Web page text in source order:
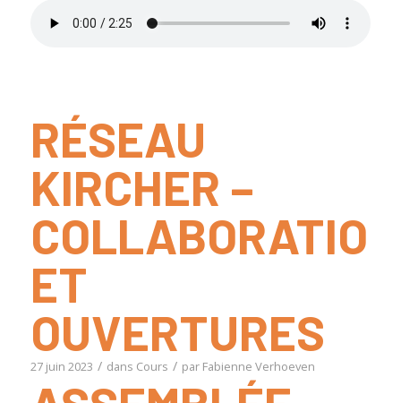
RÉSEAU
KIRCHER –
ET
OUVERTURES
27 juin 2023 / dans Cours / par Fabienne Verhoeven